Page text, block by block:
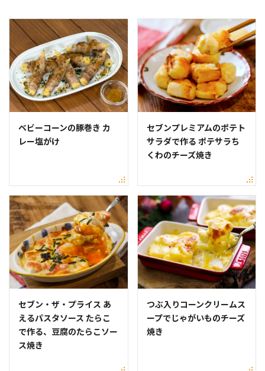
ベビーコーンの豚巻き カ
レー塩がけ
セブンプレミアムのポテト
サラダで作る ポテサラち
くわのチーズ焼き
セブン・ザ・プライス あ
えるパスタソース たらこ
で作る、豆腐のたらこソー
ス焼き
つぶ入りコーンクリームス
ープでじゃがいものチーズ
焼き